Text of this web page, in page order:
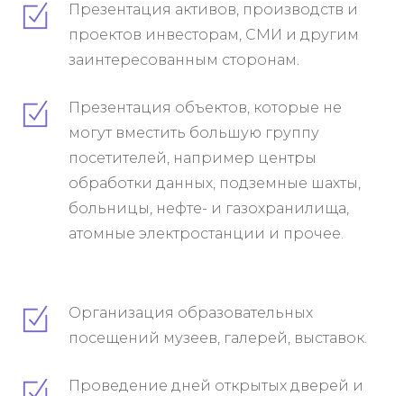
Презентация активов, производств и
проектов инвесторам, СМИ и другим
заинтересованным сторонам.
Презентация объектов, которые не
могут вместить большую группу
посетителей, например центры
обработки данных, подземные шахты,
больницы, нефте- и газохранилища,
атомные электростанции и прочее.
Организация образовательных
посещений музеев, галерей, выставок.
Проведение дней открытых дверей и